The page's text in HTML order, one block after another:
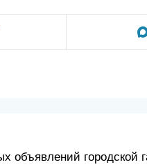
объявлений городской